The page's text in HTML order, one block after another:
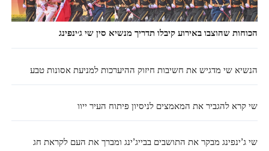
הכוחות שהוצבו באירוע קיבלו תדריך מנשיא סין שי ג׳ינפינג
הנשיא שי מדגיש את חשיבות חיזוק ההיערכות למניעת אסונות טבע
שי קרא להגביר את המאמצים לניסיון פיתוח העיר ייוו
שי ג’ינפינג מבקר את התושבים בבייג’ינג ומברך את העם לקראת חג